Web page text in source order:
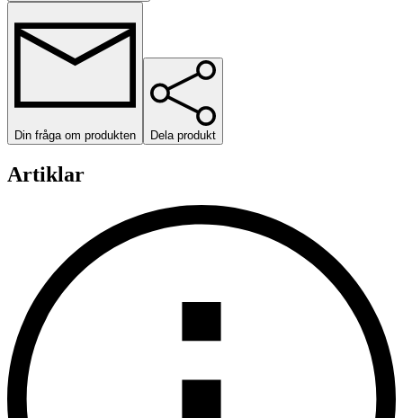
Din fråga om produkten Dela produkt
Artiklar